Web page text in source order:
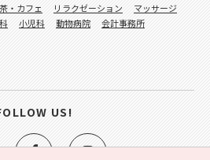
・カフェ リラクゼーション
マッサージ
小児科 動物病院
会計事務所
US!